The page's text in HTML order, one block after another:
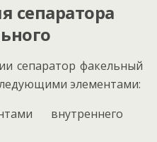
сепаратора
сепаратор факельный
элементами:
внутреннего